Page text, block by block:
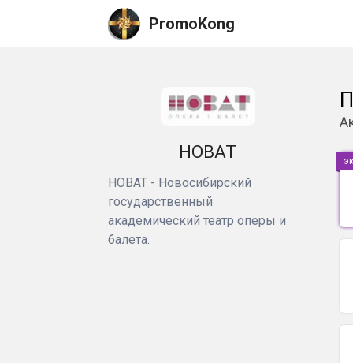
PromoKong
НОВАТ
НОВАТ - Новосибирский
государственный
академический театр оперы и
балета.